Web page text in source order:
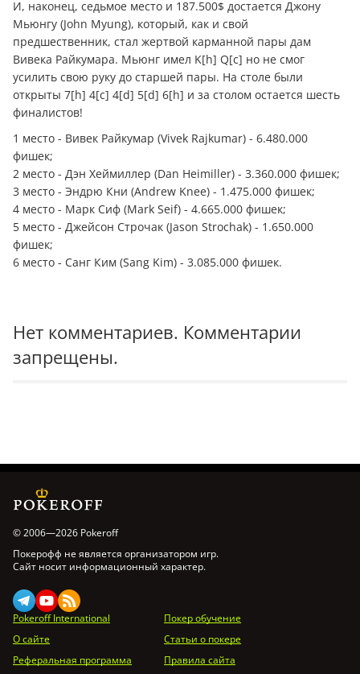
И, наконец, седьмое место и 187.500$ достается Джону
Мьюнгу (John Myung), который, как и свой
предшественник, стал жертвой карманной пары дам
Вивека Райкумара. Мьюнг имел K[h] Q[c] но не смог
усилить свою руку до старшей пары. На столе были
открыты 7[h] 4[c] 4[d] 5[d] 6[h] и за столом остается шесть
финалистов!
1 место - Вивек Райкумар (Vivek Rajkumar) - 6.480.000
фишек;
2 место - Дэн Хеймиллер (Dan Heimiller) - 3.360.000 фишек;
3 место - Эндрю Кни (Andrew Knee) - 1.475.000 фишек;
4 место - Марк Сиф (Mark Seif) - 4.665.000 фишек;
5 место - Джейсон Строчак (Jason Strochak) - 1.650.000
фишек;
6 место - Санг Ким (Sang Kim) - 3.085.000 фишек.
Нет комментариев. Комментарии
запрещены.
© 2006—2026 Pokeroff
Покерофф не является организатором игр.
Сайт носит информационный характер.
Pokeroff International
Покер обучение
О сайте
Статьи о покере
Реферальная программа
Правила сайта